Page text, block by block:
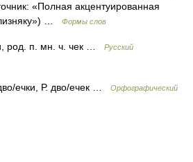
«Полная акцентуированная
…
Формы слов
род. п. мн. ч. чек …
Русский
ечки, Р. дво/ечек …
Орфографический